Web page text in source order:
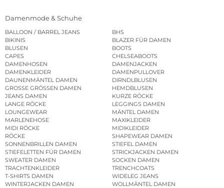
Damenmode & Schuhe
BALLOON / BARREL JEANS
BHS
BIKINIS
BLAZER FÜR DAMEN
BLUSEN
BOOTS
CAPES
CHELSEABOOTS
DAMENHOSEN
DAMENJACKEN
DAMENKLEIDER
DAMENPULLOVER
DAUNENMÄNTEL DAMEN
DIRNDLBLUSEN
GROSSE GRÖSSEN DAMEN
HEMDBLUSEN
JEANS DAMEN
KURZE RÖCKE
LANGE RÖCKE
LEGGINGS DAMEN
LOUNGEWEAR
MÄNTEL DAMEN
MARLENEHOSE
MAXIKLEIDER
MIDI RÖCKE
MIDIKLEIDER
RÖCKE
SHAPEWEAR DAMEN
SONNENBRILLEN DAMEN
STIEFEL DAMEN
STIEFELETTEN FÜR DAMEN
STRICKJACKEN DAMEN
SWEATER DAMEN
SOCKEN DAMEN
TRACHTENKLEIDER
TRENCHCOATS
T-SHIRTS DAMEN
WIDELEG JEANS
WINTERJACKEN DAMEN
WOLLMÄNTEL DAMEN